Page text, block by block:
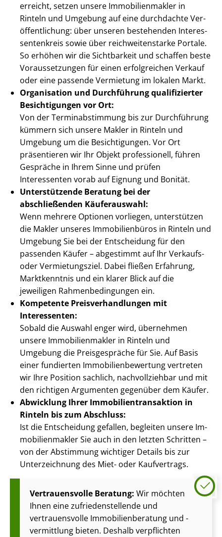
erreicht, setzen unsere Im­mo­bi­li­en­mak­ler in
Rinteln und Umgebung auf eine durchdachte Ver­
öf­fent­li­chung: über unseren bestehenden In­ter­es­
sen­ten­kreis sowie über reich­wei­ten­star­ke Portale.
So erhöhen wir die Sichtbarkeit und schaffen beste
Voraussetzungen für einen erfolgreichen Verkauf
oder eine passende Vermietung im lokalen Markt.
Organisation und Durchführung qualifizierter
Besichtigungen vor Ort:
Von der Ter­min­ab­stim­mung bis zur Durchführung
kümmern sich unsere Makler in Rinteln und
Umgebung um die Besichtigungen. Vor Ort
präsentieren wir Ihr Objekt professionell, führen
Gespräche in Ihrem Sinne und prüfen
Interessenten vorab auf Eignung und Bonität.
Unterstützende Beratung bei der
abschließenden Käuferauswahl:
Wenn mehrere Optionen vorliegen, unterstützen
die Makler unseres Immobilienbüros in Rinteln und
Umgebung Sie bei der Entscheidung für den
passenden Käufer – abgestimmt auf Ihr Verkaufs-
oder Vermietungsziel. Dabei fließen Erfahrung,
Marktkenntnis und ein klarer Blick auf die
jeweiligen Rah­men­be­din­gun­gen ein.
Kompetente Preis­ver­hand­lun­gen mit
Interessenten:
Sobald die Auswahl enger wird, übernehmen
unsere Im­mo­bi­li­en­mak­ler in Rinteln und
Umgebung die Preisgespräche für Sie. Auf Basis
einer fundierten Im­mo­bi­li­en­be­wer­tung vertreten
wir Ihre Position sachlich, nachvollziehbar und mit
den richtigen Argumenten gegenüber dem Käufer.
Abwicklung Ihrer Im­mo­bi­li­en­trans­ak­ti­on in
Rinteln bis zum Abschluss:
Ist die Entscheidung gefallen, begleiten unsere Im­
mo­bi­li­en­mak­ler Sie auch in den letzten Schritten –
von der Abstimmung wichtiger Details bis zur
Unterzeichnung des Miet- oder Kaufvertrags.
Vertrauensvolle Beratung: Wir möchten
Ihnen eine zu­frie­den­stel­len­de und
vertrauensvolle Im­mo­bi­li­en­be­ra­tung und -
vermittlung bieten. Deshalb verpflichten